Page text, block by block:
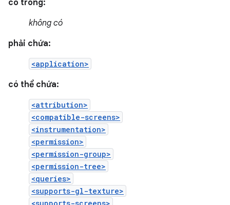
có trong:
không có
phải chứa:
<application>
có thể chứa:
<attribution>
<compatible-screens>
<instrumentation>
<permission>
<permission-group>
<permission-tree>
<queries>
<supports-gl-texture>